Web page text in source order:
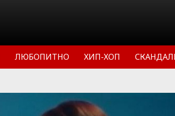
ЛЮБОПИТНО ХИП-ХОП